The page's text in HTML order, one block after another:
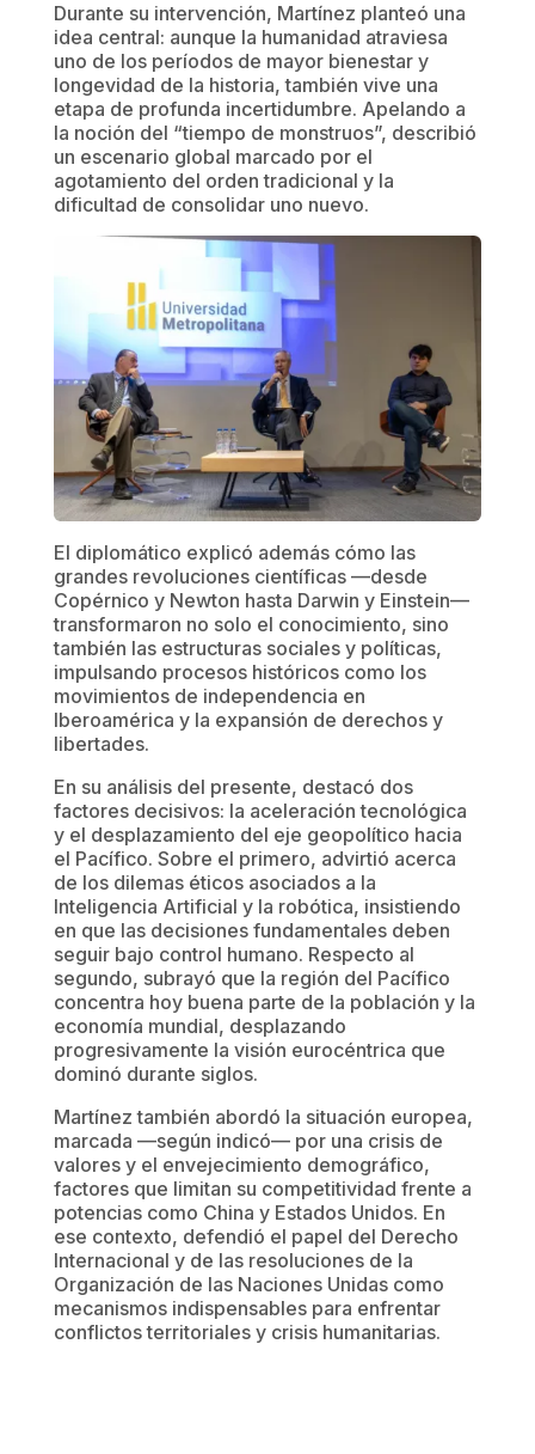
Durante su intervención, Martínez planteó una
idea central: aunque la humanidad atraviesa
uno de los períodos de mayor bienestar y
longevidad de la historia, también vive una
etapa de profunda incertidumbre. Apelando a
la noción del “tiempo de monstruos”, describió
un escenario global marcado por el
agotamiento del orden tradicional y la
dificultad de consolidar uno nuevo.
El diplomático explicó además cómo las
grandes revoluciones científicas —desde
Copérnico y Newton hasta Darwin y Einstein—
transformaron no solo el conocimiento, sino
también las estructuras sociales y políticas,
impulsando procesos históricos como los
movimientos de independencia en
Iberoamérica y la expansión de derechos y
libertades.
En su análisis del presente, destacó dos
factores decisivos: la aceleración tecnológica
y el desplazamiento del eje geopolítico hacia
el Pacífico. Sobre el primero, advirtió acerca
de los dilemas éticos asociados a la
Inteligencia Artificial y la robótica, insistiendo
en que las decisiones fundamentales deben
seguir bajo control humano. Respecto al
segundo, subrayó que la región del Pacífico
concentra hoy buena parte de la población y la
economía mundial, desplazando
progresivamente la visión eurocéntrica que
dominó durante siglos.
Martínez también abordó la situación europea,
marcada —según indicó— por una crisis de
valores y el envejecimiento demográfico,
factores que limitan su competitividad frente a
potencias como China y Estados Unidos. En
ese contexto, defendió el papel del Derecho
Internacional y de las resoluciones de la
Organización de las Naciones Unidas como
mecanismos indispensables para enfrentar
conflictos territoriales y crisis humanitarias.